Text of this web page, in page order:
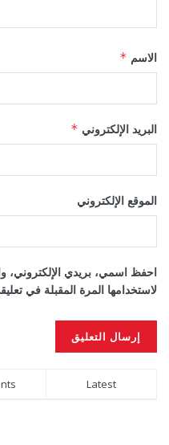
الاسم *
البريد الإلكتروني *
الموقع الإلكتروني
احفظ اسمي، بريدي الإلكتروني،
لاستخدامها المرة المقبلة في
Alternative:
Latest